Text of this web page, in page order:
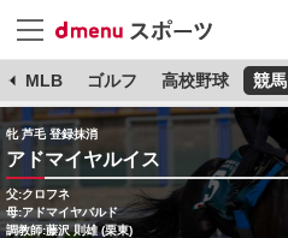
MLB ゴルフ 高校野球 競馬
牝 芦毛 登録抹消
アドマイヤルイス
父:クロフネ
母:アドマイヤバルド
調教師:藤沢 則雄 (栗東)